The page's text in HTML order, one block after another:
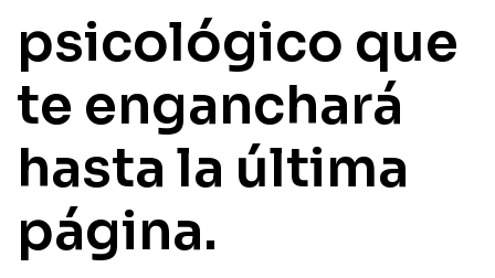
psicológico que
te enganchará
hasta la última
página.